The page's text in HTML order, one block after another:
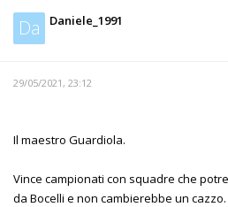
Da Daniele_1991
29/05/2021, 23:12
Il maestro Guardiola.
Vince campionati con squadre che
da Bocelli e non cambierebbe un cazzo.